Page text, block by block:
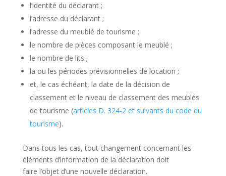
l’identité du déclarant ;
l’adresse du déclarant ;
l’adresse du meublé de tourisme ;
le nombre de pièces composant le meublé ;
le nombre de lits ;
la ou les périodes prévisionnelles de location ;
et, le cas échéant, la date de la décision de
classement et le niveau de classement des meublés
de tourisme (articles D. 324-2 et suivants du code du
tourisme).
Dans tous les cas, tout changement concernant les
éléments d’information de la déclaration doit
faire l’objet d’une nouvelle déclaration.